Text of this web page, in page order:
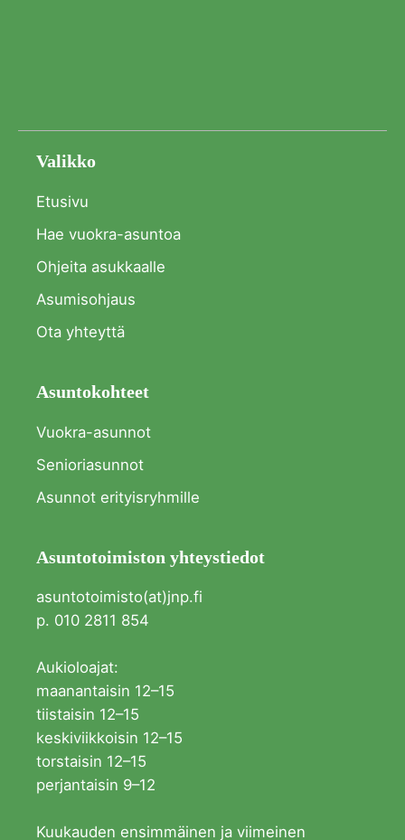
Valikko
Etusivu
Hae vuokra-asuntoa
Ohjeita asukkaalle
Asumisohjaus
Ota yhteyttä
Asuntokohteet
Vuokra-asunnot
Senioriasunnot
Asunnot erityisryhmille
Asuntotoimiston yhteystiedot
asuntotoimisto(at)jnp.fi
p. 010 2811 854
Aukioloajat:
maanantaisin 12–15
tiistaisin 12–15
keskiviikkoisin 12–15
torstaisin 12–15
perjantaisin 9–12
Kuukauden ensimmäinen ja viimeinen